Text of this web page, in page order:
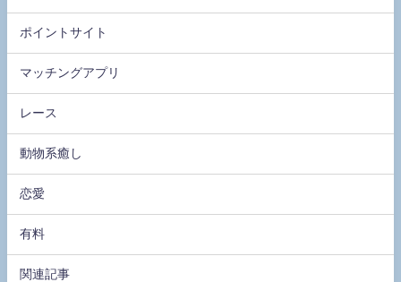
ポイントサイト
マッチングアプリ
レース
動物系癒し
恋愛
有料
関連記事